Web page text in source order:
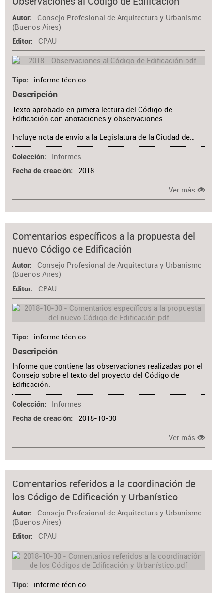
Autor
Consejo Profesional de Arquitectura y Urbanismo
(Buenos Aires)
Editor CPAU
Tipo informe técnico
Descripción
Texto aprobado en pimera lectura del Código de
Edificación con anotaciones y observaciones.
Incluye nota de envío a la Legislatura de la Ciudad de…
Colección Informes
Fecha de creación 2018
Ver más
Comentarios específicos a la propuesta del
nuevo Código de Edificación
Autor
Consejo Profesional de Arquitectura y Urbanismo
(Buenos Aires)
Editor CPAU
Tipo informe técnico
Descripción
Informe que contiene las observaciones realizadas por el
Consejo sobre el texto del proyecto del Código de
Edificación.
Colección Informes
Fecha de creación 2018-10-30
Ver más
Comentarios referidos a la coordinación de
los Código de Edificación y Urbanístico
Autor
Consejo Profesional de Arquitectura y Urbanismo
(Buenos Aires)
Editor CPAU
Tipo informe técnico